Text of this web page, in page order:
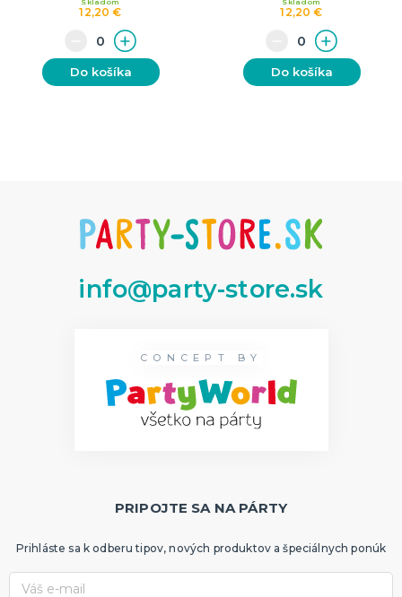
12,20 €
Do košíka
12,20 €
Do košíka
info@party-store.sk
CONCEPT BY
PRIPOJTE SA NA PÁRTY
Prihláste sa k odberu tipov, nových produktov a špeciálnych ponúk